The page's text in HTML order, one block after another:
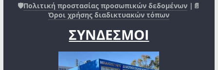
🛡️Πολιτική προστασίας προσωπικών δεδομένων |📄
Όροι χρήσης διαδικτυακών τόπων
ΣΥΝΔΕΣΜΟΙ